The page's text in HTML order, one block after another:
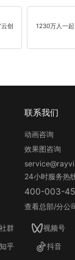
创
1230万人一起
联系我们
动画咨询
效果图咨询
24小时服务热
400-003-
查看总部/分公
社群 视频号
知乎 抖音